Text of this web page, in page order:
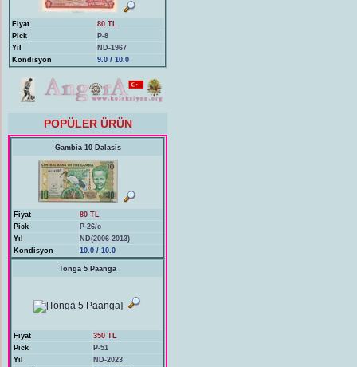
Fiyat
80 TL
Pick
P-8
Yıl
ND-1967
Kondisyon
9.0 / 10.0
POPÜLER ÜRÜN
Gambia 10 Dalasis
Fiyat
80 TL
Pick
P-26/c
Yıl
ND(2006-2013)
Kondisyon
10.0 / 10.0
Tonga 5 Paanga
Fiyat
350 TL
Pick
P-51
Yıl
ND-2023